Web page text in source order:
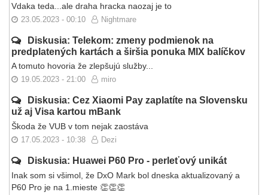
Vdaka teda...ale draha hracka naozaj je to
23.05.2023 - 00:10 Nightmare
Diskusia: Telekom: zmeny podmienok na
predplatených kartách a širšia ponuka MIX balíčkov
A tomuto hovoria že zlepšujú služby...
19.05.2023 - 21:00 miro
Diskusia: Cez Xiaomi Pay zaplatíte na Slovensku
už aj Visa kartou mBank
Škoda že VUB v tom nejak zaostáva
17.05.2023 - 10:38 Dezi
Diskusia: Huawei P60 Pro - perleťový unikát
Inak som si všimol, že DxO Mark bol dneska aktualizovaný a
P60 Pro je na 1.mieste 👏👏👏